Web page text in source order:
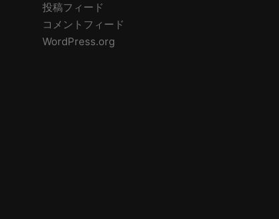
投稿フィード
コメントフィード
WordPress.org